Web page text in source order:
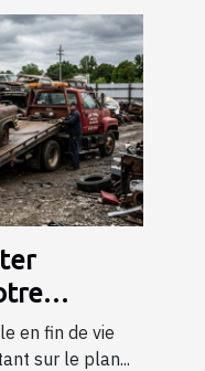
en fin de vie
sur le plan...